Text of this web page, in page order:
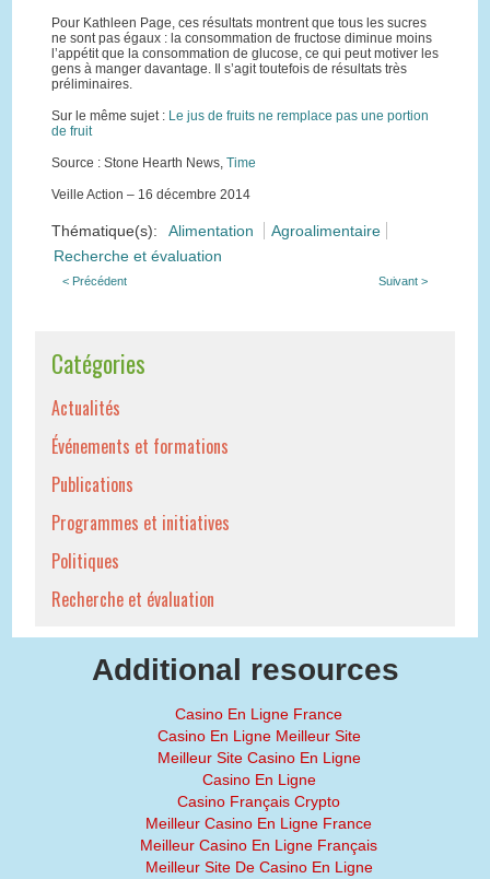
Pour Kathleen Page, ces résultats montrent que tous les sucres
ne sont pas égaux : la consommation de fructose diminue moins
l’appétit que la consommation de glucose, ce qui peut motiver les
gens à manger davantage. Il s’agit toutefois de résultats très
préliminaires.
Sur le même sujet : Le jus de fruits ne remplace pas une portion
de fruit
Source : Stone Hearth News, Time
Veille Action – 16 décembre 2014
Thématique(s): Alimentation
Agroalimentaire
Recherche et évaluation
< Précédent Suivant >
Catégories
Actualités
Événements et formations
Publications
Programmes et initiatives
Politiques
Recherche et évaluation
Additional resources
Casino En Ligne France
Casino En Ligne Meilleur Site
Meilleur Site Casino En Ligne
Casino En Ligne
Casino Français Crypto
Meilleur Casino En Ligne France
Meilleur Casino En Ligne Français
Meilleur Site De Casino En Ligne